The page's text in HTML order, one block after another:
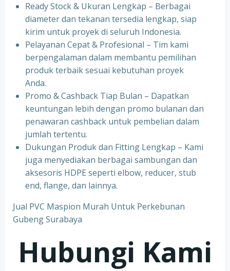
Ready Stock & Ukuran Lengkap – Berbagai
diameter dan tekanan tersedia lengkap, siap
kirim untuk proyek di seluruh Indonesia.
Pelayanan Cepat & Profesional – Tim kami
berpengalaman dalam membantu pemilihan
produk terbaik sesuai kebutuhan proyek
Anda.
Promo & Cashback Tiap Bulan – Dapatkan
keuntungan lebih dengan promo bulanan dan
penawaran cashback untuk pembelian dalam
jumlah tertentu.
Dukungan Produk dan Fitting Lengkap – Kami
juga menyediakan berbagai sambungan dan
aksesoris HDPE seperti elbow, reducer, stub
end, flange, dan lainnya.
Jual PVC Maspion Murah Untuk Perkebunan
Gubeng Surabaya
Hubungi Kami